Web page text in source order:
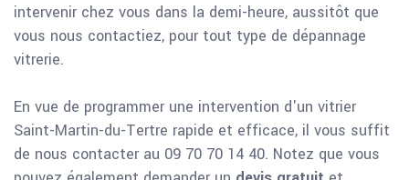
intervenir chez vous dans la demi-heure, aussitôt que
vous nous contactiez, pour tout type de dépannage
vitrerie.
En vue de programmer une intervention d'un vitrier
Saint-Martin-du-Tertre rapide et efficace, il vous suffit
de nous contacter au 09 70 70 14 40. Notez que vous